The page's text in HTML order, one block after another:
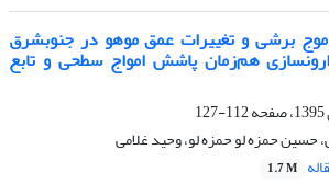
برشی و تغییرات عمق موهو در جنوب‏شرق
هم‌زمان پاشش امواج سطحی و تابع
112-127
حمزه ‏لو حمزه ‏لو، وحید غلامی
1.7 M